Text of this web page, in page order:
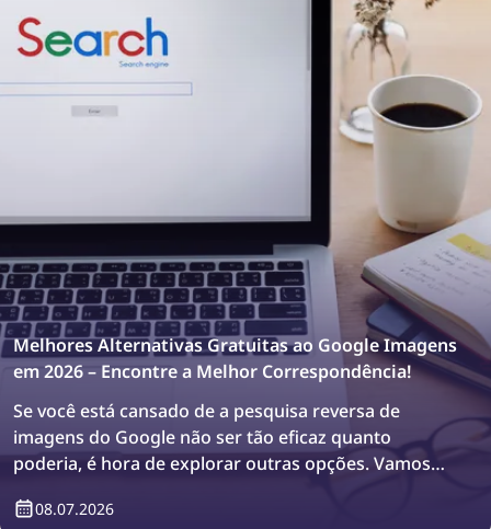
Melhores Alternativas Gratuitas ao Google Imagens
em 2026 – Encontre a Melhor Correspondência!
Se você está cansado de a pesquisa reversa de
imagens do Google não ser tão eficaz quanto
poderia, é hora de explorar outras opções. Vamos
melhores ferramentas gratuitas de pesquisa de
08.07.2026